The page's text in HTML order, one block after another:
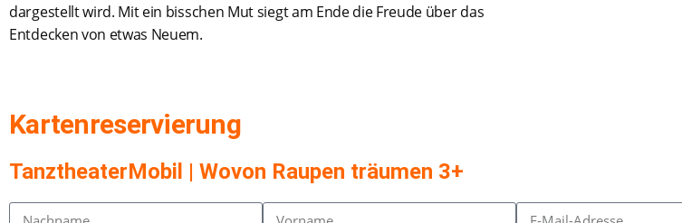
dargestellt wird. Mit ein bisschen Mut siegt am Ende die Freude über das
Entdecken von etwas Neuem.
Kartenreservierung
TanztheaterMobil | Wovon Raupen träumen 3+